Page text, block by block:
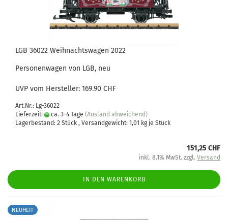
LGB 36022 Weihnachtswagen 2022
Personenwagen von LGB, neu
UVP vom Hersteller: 169.90 CHF
Art.Nr.: Lg-36022
Lieferzeit:
ca. 3-4 Tage (Ausland abweichend)
Lagerbestand: 2 Stück , Versandgewicht: 1,01 kg je Stück
151,25 CHF
inkl. 8.1% MwSt. zzgl. Versand
IN DEN WARENKORB
NEUHEIT